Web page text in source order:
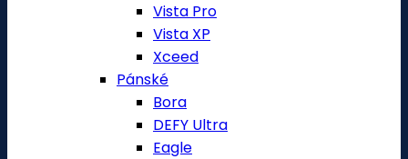
Vista Pro
Vista XP
Xceed
Pánské
Bora
DEFY Ultra
Eagle